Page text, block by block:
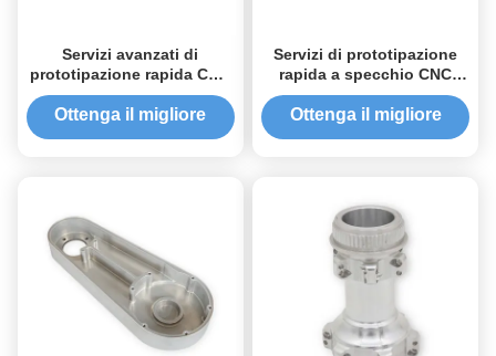
Servizi avanzati di
prototipazione rapida CNC
Produttori con tolleranza di
precisione
Ottenga il migliore
Servizi di prototipazione
rapida a specchio CNC
Tolleranza di precisione
del metallo da 0,1 mm a
Ottenga il migliore